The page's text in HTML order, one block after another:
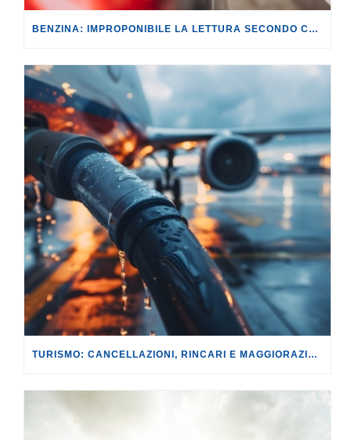
BENZINA: IMPROPONIBILE LA LETTURA SECONDO CUI PROROGARE IL TAGLIO DELLE ACCISE SIGNIFICA TASSARE TUTTI I CITTADINI.
TURISMO: CANCELLAZIONI, RINCARI E MAGGIORAZIONI DI VOLI E PRENOTAZIONI.